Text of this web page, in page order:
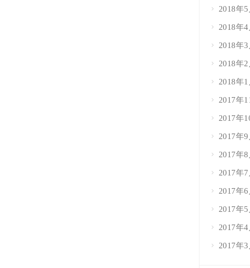
2018年5
2018年4
2018年3
2018年2
2018年1
2017年
2017年
2017年9
2017年8
2017年7
2017年6
2017年5
2017年4
2017年3